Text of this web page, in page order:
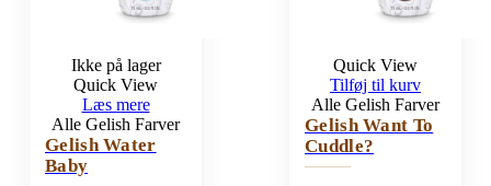
Ikke på lager
Quick View
Læs mere
Alle Gelish Farver
Gelish Water
Baby
Quick View
Tilføj til kurv
Alle Gelish Farver
Gelish Want To
Cuddle?